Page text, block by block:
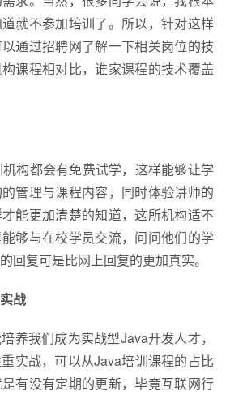
就不参加培训了。所以，针对这样
通过招聘网了解一下相关岗位的技
课程相对比，谁家课程的技术覆盖
构都会有免费试学，这样能够让学
管理与课程内容，同时体验讲师的
能更加清楚的知道，这所机构适不
够与在校学员交流，问问他们的学
回复可是比网上回复的更加真实。
战
养我们成为实战型Java开发人才，
实战，可以从Java培训课程的占比
有没有定期的更新，毕竟互联网行